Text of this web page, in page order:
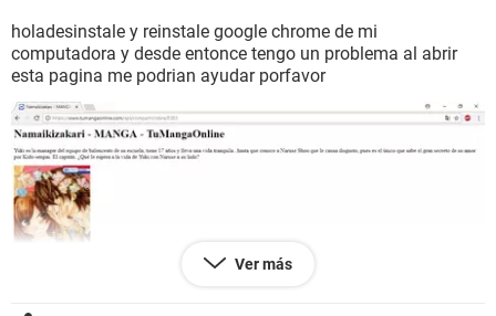
holadesinstale y reinstale google chrome de mi
computadora y desde entonce tengo un problema al abrir
esta pagina me podrian ayudar porfavor
Ver más